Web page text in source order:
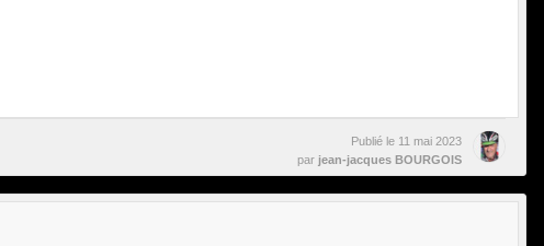
Publié le 11 mai 2023
par jean-jacques BOURGOIS